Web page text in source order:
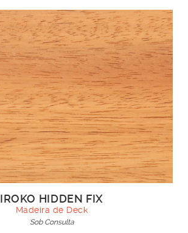
IROKO HIDDEN FIX
Madeira de Deck
Sob Consulta